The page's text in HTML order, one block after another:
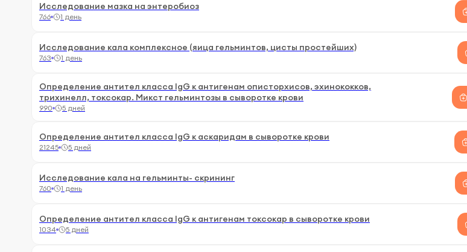
Исследование мазка на энтеробиоз
766 1 день
Исследование кала комплексное (яица гельминтов, цисты простейших)
763 1 день
Определение антител класса IgG к антигенам описторхисов, эхинококков,
трихинелл, токсокар. Микст гельминтозы в сыворотке крови
990 5 дней
Определение антител класса IgG к аскаридам в сыворотке крови
21245 5 дней
Исследование кала на гельминты- скрининг
760 1 день
Определение антител класса IgG к антигенам токсокар в сыворотке крови
1034 5 дней